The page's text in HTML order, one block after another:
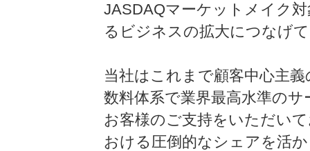
JASDAQマーケットメイク
るビジネスの拡大につなげ
当社はこれまで顧客中心主
数料体系で業界最高水準の
お客様のご支持をいただい
おける圧倒的なシェアを活